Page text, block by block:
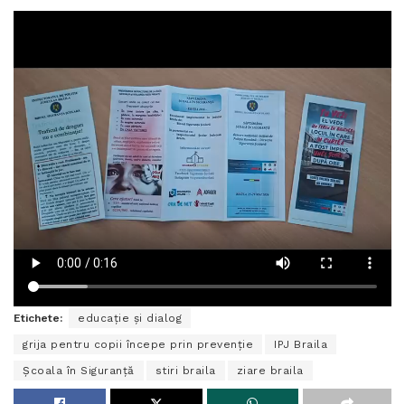
Etichete: educație și dialog
grija pentru copii începe prin prevenție IPJ Braila
Școala în Siguranță stiri braila ziare braila